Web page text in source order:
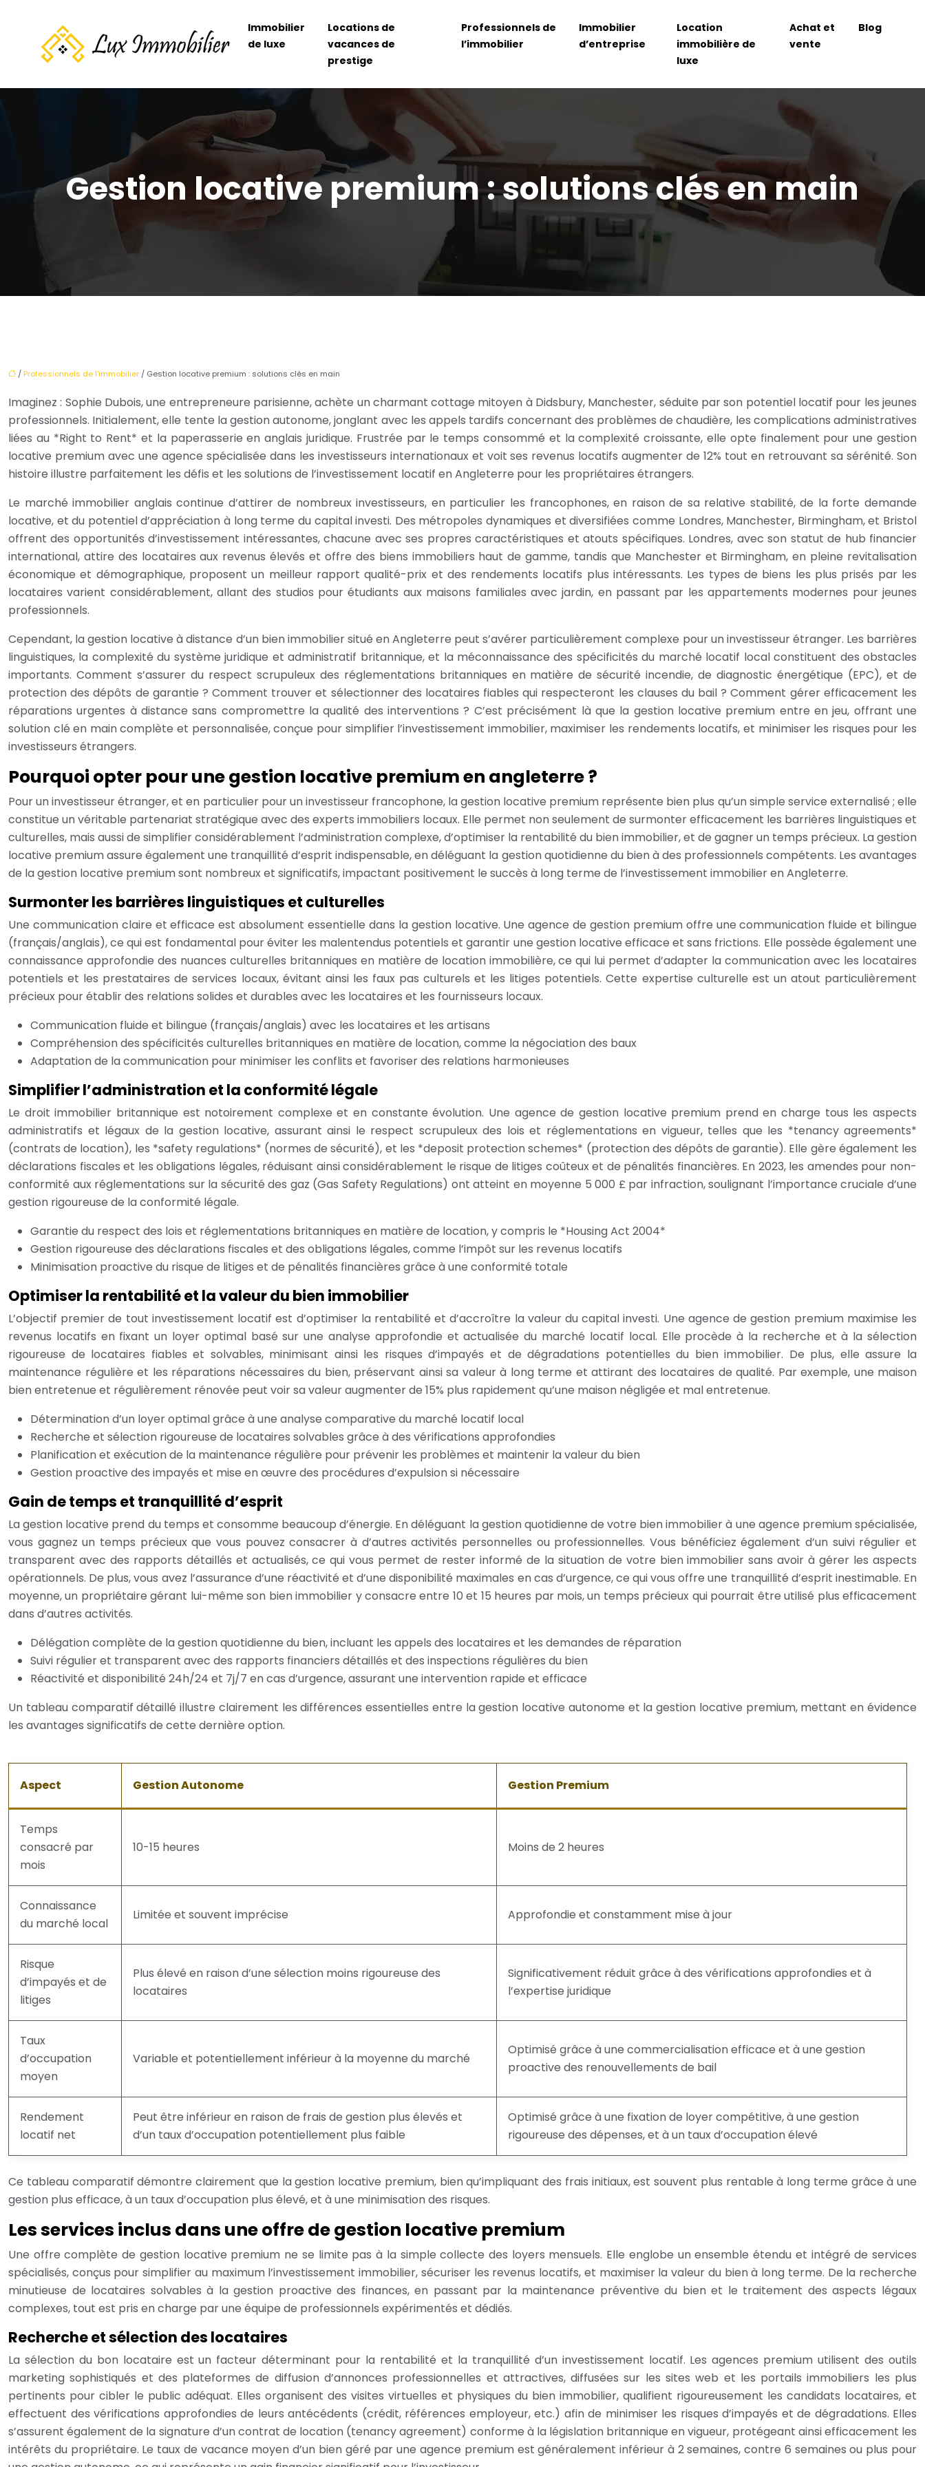
Immobilier
de luxe
Locations de
vacances de
prestige
Professionnels de
l’immobilier
Immobilier
d’entreprise
Location
immobilière de
luxe
Achat et
vente
Blog
Gestion locative premium : solutions clés en main
/ Professionnels de l'immobilier / Gestion locative premium : solutions clés en main
Imaginez : Sophie Dubois, une entrepreneure parisienne, achète un charmant cottage mitoyen à Didsbury, Manchester, séduite par son potentiel locatif pour les jeunes
professionnels. Initialement, elle tente la gestion autonome, jonglant avec les appels tardifs concernant des problèmes de chaudière, les complications administratives
liées au *Right to Rent* et la paperasserie en anglais juridique. Frustrée par le temps consommé et la complexité croissante, elle opte finalement pour une gestion
locative premium avec une agence spécialisée dans les investisseurs internationaux et voit ses revenus locatifs augmenter de 12% tout en retrouvant sa sérénité. Son
histoire illustre parfaitement les défis et les solutions de l’investissement locatif en Angleterre pour les propriétaires étrangers.
Le marché immobilier anglais continue d’attirer de nombreux investisseurs, en particulier les francophones, en raison de sa relative stabilité, de la forte demande
locative, et du potentiel d’appréciation à long terme du capital investi. Des métropoles dynamiques et diversifiées comme Londres, Manchester, Birmingham, et Bristol
offrent des opportunités d’investissement intéressantes, chacune avec ses propres caractéristiques et atouts spécifiques. Londres, avec son statut de hub financier
international, attire des locataires aux revenus élevés et offre des biens immobiliers haut de gamme, tandis que Manchester et Birmingham, en pleine revitalisation
économique et démographique, proposent un meilleur rapport qualité-prix et des rendements locatifs plus intéressants. Les types de biens les plus prisés par les
locataires varient considérablement, allant des studios pour étudiants aux maisons familiales avec jardin, en passant par les appartements modernes pour jeunes
professionnels.
Cependant, la gestion locative à distance d’un bien immobilier situé en Angleterre peut s’avérer particulièrement complexe pour un investisseur étranger. Les barrières
linguistiques, la complexité du système juridique et administratif britannique, et la méconnaissance des spécificités du marché locatif local constituent des obstacles
importants. Comment s’assurer du respect scrupuleux des réglementations britanniques en matière de sécurité incendie, de diagnostic énergétique (EPC), et de
protection des dépôts de garantie ? Comment trouver et sélectionner des locataires fiables qui respecteront les clauses du bail ? Comment gérer efficacement les
réparations urgentes à distance sans compromettre la qualité des interventions ? C’est précisément là que la gestion locative premium entre en jeu, offrant une
solution clé en main complète et personnalisée, conçue pour simplifier l’investissement immobilier, maximiser les rendements locatifs, et minimiser les risques pour les
investisseurs étrangers.
Pourquoi opter pour une gestion locative premium en angleterre ?
Pour un investisseur étranger, et en particulier pour un investisseur francophone, la gestion locative premium représente bien plus qu’un simple service externalisé ; elle
constitue un véritable partenariat stratégique avec des experts immobiliers locaux. Elle permet non seulement de surmonter efficacement les barrières linguistiques et
culturelles, mais aussi de simplifier considérablement l’administration complexe, d’optimiser la rentabilité du bien immobilier, et de gagner un temps précieux. La gestion
locative premium assure également une tranquillité d’esprit indispensable, en déléguant la gestion quotidienne du bien à des professionnels compétents. Les avantages
de la gestion locative premium sont nombreux et significatifs, impactant positivement le succès à long terme de l’investissement immobilier en Angleterre.
Surmonter les barrières linguistiques et culturelles
Une communication claire et efficace est absolument essentielle dans la gestion locative. Une agence de gestion premium offre une communication fluide et bilingue
(français/anglais), ce qui est fondamental pour éviter les malentendus potentiels et garantir une gestion locative efficace et sans frictions. Elle possède également une
connaissance approfondie des nuances culturelles britanniques en matière de location immobilière, ce qui lui permet d’adapter la communication avec les locataires
potentiels et les prestataires de services locaux, évitant ainsi les faux pas culturels et les litiges potentiels. Cette expertise culturelle est un atout particulièrement
précieux pour établir des relations solides et durables avec les locataires et les fournisseurs locaux.
Communication fluide et bilingue (français/anglais) avec les locataires et les artisans
Compréhension des spécificités culturelles britanniques en matière de location, comme la négociation des baux
Adaptation de la communication pour minimiser les conflits et favoriser des relations harmonieuses
Simplifier l’administration et la conformité légale
Le droit immobilier britannique est notoirement complexe et en constante évolution. Une agence de gestion locative premium prend en charge tous les aspects
administratifs et légaux de la gestion locative, assurant ainsi le respect scrupuleux des lois et réglementations en vigueur, telles que les *tenancy agreements*
(contrats de location), les *safety regulations* (normes de sécurité), et les *deposit protection schemes* (protection des dépôts de garantie). Elle gère également les
déclarations fiscales et les obligations légales, réduisant ainsi considérablement le risque de litiges coûteux et de pénalités financières. En 2023, les amendes pour non-
conformité aux réglementations sur la sécurité des gaz (Gas Safety Regulations) ont atteint en moyenne 5 000 £ par infraction, soulignant l’importance cruciale d’une
gestion rigoureuse de la conformité légale.
Garantie du respect des lois et réglementations britanniques en matière de location, y compris le *Housing Act 2004*
Gestion rigoureuse des déclarations fiscales et des obligations légales, comme l’impôt sur les revenus locatifs
Minimisation proactive du risque de litiges et de pénalités financières grâce à une conformité totale
Optimiser la rentabilité et la valeur du bien immobilier
L’objectif premier de tout investissement locatif est d’optimiser la rentabilité et d’accroître la valeur du capital investi. Une agence de gestion premium maximise les
revenus locatifs en fixant un loyer optimal basé sur une analyse approfondie et actualisée du marché locatif local. Elle procède à la recherche et à la sélection
rigoureuse de locataires fiables et solvables, minimisant ainsi les risques d’impayés et de dégradations potentielles du bien immobilier. De plus, elle assure la
maintenance régulière et les réparations nécessaires du bien, préservant ainsi sa valeur à long terme et attirant des locataires de qualité. Par exemple, une maison
bien entretenue et régulièrement rénovée peut voir sa valeur augmenter de 15% plus rapidement qu’une maison négligée et mal entretenue.
Détermination d’un loyer optimal grâce à une analyse comparative du marché locatif local
Recherche et sélection rigoureuse de locataires solvables grâce à des vérifications approfondies
Planification et exécution de la maintenance régulière pour prévenir les problèmes et maintenir la valeur du bien
Gestion proactive des impayés et mise en œuvre des procédures d’expulsion si nécessaire
Gain de temps et tranquillité d’esprit
La gestion locative prend du temps et consomme beaucoup d’énergie. En déléguant la gestion quotidienne de votre bien immobilier à une agence premium spécialisée,
vous gagnez un temps précieux que vous pouvez consacrer à d’autres activités personnelles ou professionnelles. Vous bénéficiez également d’un suivi régulier et
transparent avec des rapports détaillés et actualisés, ce qui vous permet de rester informé de la situation de votre bien immobilier sans avoir à gérer les aspects
opérationnels. De plus, vous avez l’assurance d’une réactivité et d’une disponibilité maximales en cas d’urgence, ce qui vous offre une tranquillité d’esprit inestimable. En
moyenne, un propriétaire gérant lui-même son bien immobilier y consacre entre 10 et 15 heures par mois, un temps précieux qui pourrait être utilisé plus efficacement
dans d’autres activités.
Délégation complète de la gestion quotidienne du bien, incluant les appels des locataires et les demandes de réparation
Suivi régulier et transparent avec des rapports financiers détaillés et des inspections régulières du bien
Réactivité et disponibilité 24h/24 et 7j/7 en cas d’urgence, assurant une intervention rapide et efficace
Un tableau comparatif détaillé illustre clairement les différences essentielles entre la gestion locative autonome et la gestion locative premium, mettant en évidence
les avantages significatifs de cette dernière option.
Aspect Gestion Autonome Gestion Premium
Temps
consacré par
mois
10-15 heures Moins de 2 heures
Connaissance
du marché local
Limitée et souvent imprécise Approfondie et constamment mise à jour
Risque
d’impayés et de
litiges
Plus élevé en raison d’une sélection moins rigoureuse des
locataires
Significativement réduit grâce à des vérifications approfondies et à
l’expertise juridique
Taux
d’occupation
moyen
Variable et potentiellement inférieur à la moyenne du marché
Optimisé grâce à une commercialisation efficace et à une gestion
proactive des renouvellements de bail
Rendement
locatif net
Peut être inférieur en raison de frais de gestion plus élevés et
d’un taux d’occupation potentiellement plus faible
Optimisé grâce à une fixation de loyer compétitive, à une gestion
rigoureuse des dépenses, et à un taux d’occupation élevé
Ce tableau comparatif démontre clairement que la gestion locative premium, bien qu’impliquant des frais initiaux, est souvent plus rentable à long terme grâce à une
gestion plus efficace, à un taux d’occupation plus élevé, et à une minimisation des risques.
Les services inclus dans une offre de gestion locative premium
Une offre complète de gestion locative premium ne se limite pas à la simple collecte des loyers mensuels. Elle englobe un ensemble étendu et intégré de services
spécialisés, conçus pour simplifier au maximum l’investissement immobilier, sécuriser les revenus locatifs, et maximiser la valeur du bien à long terme. De la recherche
minutieuse de locataires solvables à la gestion proactive des finances, en passant par la maintenance préventive du bien et le traitement des aspects légaux
complexes, tout est pris en charge par une équipe de professionnels expérimentés et dédiés.
Recherche et sélection des locataires
La sélection du bon locataire est un facteur déterminant pour la rentabilité et la tranquillité d’un investissement locatif. Les agences premium utilisent des outils
marketing sophistiqués et des plateformes de diffusion d’annonces professionnelles et attractives, diffusées sur les sites web et les portails immobiliers les plus
pertinents pour cibler le public adéquat. Elles organisent des visites virtuelles et physiques du bien immobilier, qualifient rigoureusement les candidats locataires, et
effectuent des vérifications approfondies de leurs antécédents (crédit, références employeur, etc.) afin de minimiser les risques d’impayés et de dégradations. Elles
s’assurent également de la signature d’un contrat de location (tenancy agreement) conforme à la législation britannique en vigueur, protégeant ainsi efficacement les
intérêts du propriétaire. Le taux de vacance moyen d’un bien géré par une agence premium est généralement inférieur à 2 semaines, contre 6 semaines ou plus pour